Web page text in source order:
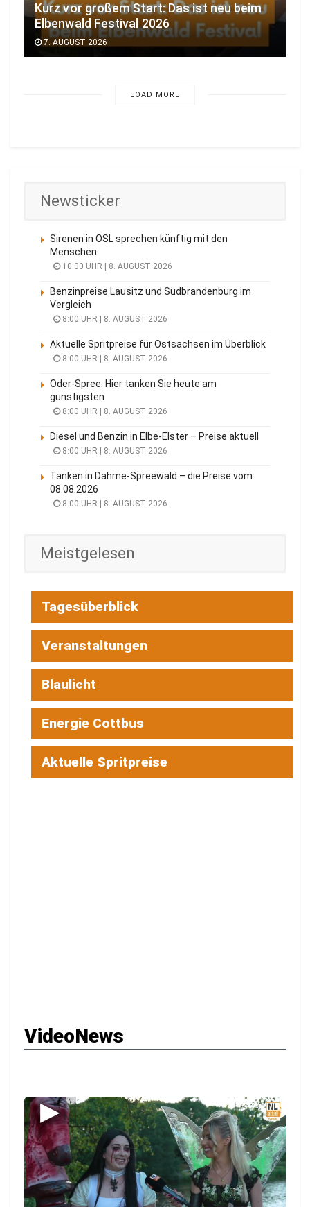
Kurz vor großem Start: Das ist neu beim
Elbenwald Festival 2026
7. AUGUST 2026
LOAD MORE
Newsticker
Sirenen in OSL sprechen künftig mit den
Menschen
10:00 UHR | 8. AUGUST 2026
Benzinpreise Lausitz und Südbrandenburg im
Vergleich
8:00 UHR | 8. AUGUST 2026
Aktuelle Spritpreise für Ostsachsen im Überblick
8:00 UHR | 8. AUGUST 2026
Oder-Spree: Hier tanken Sie heute am
günstigsten
8:00 UHR | 8. AUGUST 2026
Diesel und Benzin in Elbe-Elster – Preise aktuell
8:00 UHR | 8. AUGUST 2026
Tanken in Dahme-Spreewald – die Preise vom
08.08.2026
8:00 UHR | 8. AUGUST 2026
Meistgelesen
Tagesüberblick
Veranstaltungen
Blaulicht
Energie Cottbus
Aktuelle Spritpreise
VideoNews
▶